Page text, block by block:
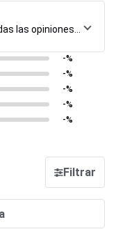
-%
-%
-%
-%
-%
Filtrar